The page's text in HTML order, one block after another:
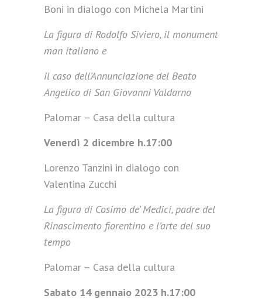
Boni in dialogo con Michela Martini
La figura di Rodolfo Siviero, il monument
man italiano e
il caso dell’Annunciazione del Beato
Angelico di San Giovanni Valdarno
Palomar – Casa della cultura
Venerdì 2 dicembre h.17:00
Lorenzo Tanzini in dialogo con
Valentina Zucchi
La figura di Cosimo de’ Medici, padre del
Rinascimento fiorentino e l’arte del suo
tempo
Palomar – Casa della cultura
Sabato 14 gennaio 2023 h.17:00